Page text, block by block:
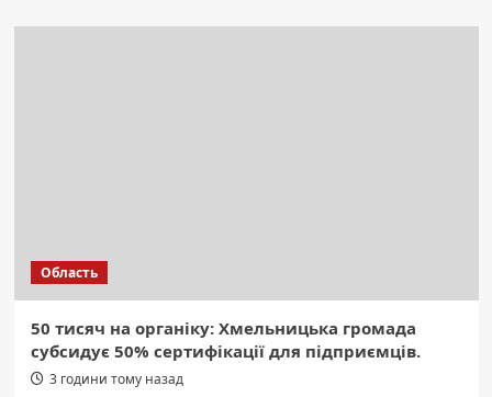
Область
50 тисяч на органіку: Хмельницька громада
субсидує 50% сертифікації для підприємців.
3 години тому назад